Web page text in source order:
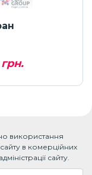
грн.
використання
сайту в комерційних
сайту.